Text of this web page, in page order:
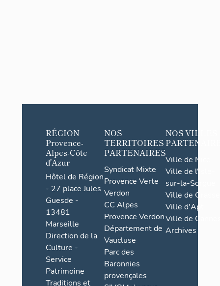
RÉGION
Provence-
Alpes-Côte
d'Azur
Hôtel de Région
- 27 place Jules
Guesde -
13481
Marseille
Direction de la
Culture -
Service
Patrimoine
Traditions et
NOS
TERRITOIRES
PARTENAIRES
Syndicat Mixte
Provence Verte
Verdon
CC Alpes
Provence Verdon
Département de
Vaucluse
Parc des
Baronnies
provençales
NOS VILLES
Ville de Nice
Ville de l'Isle-
sur-la-Sorgue
Ville de Grasse
Ville d'Apt
Ville de
Archives